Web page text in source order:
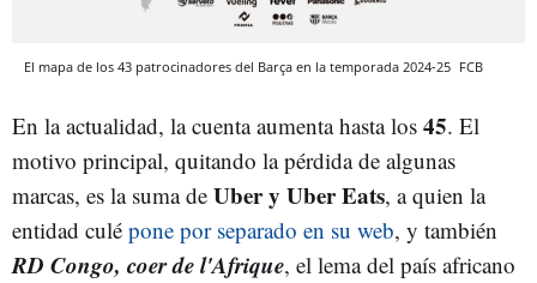
El mapa de los 43 patrocinadores del Barça en la temporada 2024-25 FCB
En la actualidad, la cuenta aumenta hasta los 45. El
motivo principal, quitando la pérdida de algunas
marcas, es la suma de Uber y Uber Eats, a quien la
entidad culé pone por separado en su web, y también
RD Congo, coer de l'Afrique, el lema del país africano